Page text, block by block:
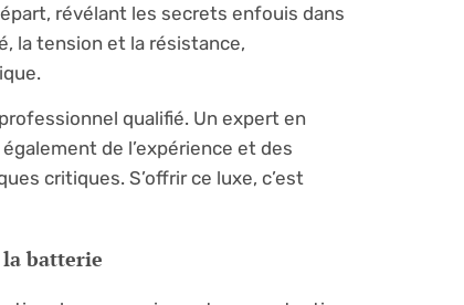
révélant les secrets enfouis dans
la tension et la résistance,
qualifié. Un expert en
de l’expérience et des
critiques. S’offrir ce luxe, c’est
batterie